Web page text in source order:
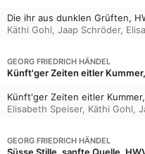
Die ihr aus dunklen Grüften,
Käthi Gohl, Jaap Schröder,
GEORG FRIEDRICH HÄNDEL
Künft'ger Zeiten eitler Kummer,
Künft'ger Zeiten eitler
Elisabeth Speiser, Käthi Gohl,
GEORG FRIEDRICH HÄNDEL